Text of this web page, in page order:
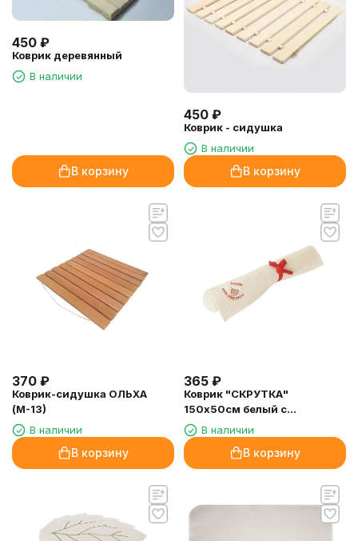
450 ₽
Коврик деревянный
В наличии
В корзину
450 ₽
Коврик - сидушка
В наличии
В корзину
370 ₽
Коврик-сидушка ОЛЬХА
(М-13)
В наличии
В корзину
365 ₽
Коврик "СКРУТКА"
150х50см белый с
вышивкой (арт.311300)
В наличии
В корзину